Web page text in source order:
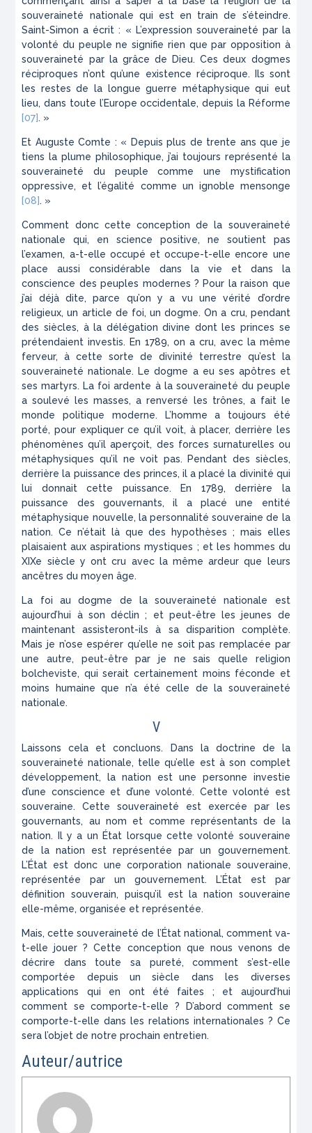
souveraineté nationale qui est en train de s’éteindre.
Saint-Simon a écrit : « L’expression souveraineté par la
volonté du peuple ne signifie rien que par opposition à
souveraineté par la grâce de Dieu. Ces deux dogmes
réciproques n’ont qu’une existence réciproque. Ils sont
les restes de la longue guerre métaphysique qui eut
lieu, dans toute l’Europe occidentale, depuis la Réforme
[07]. »
Et Auguste Comte : « Depuis plus de trente ans que je
tiens la plume philosophique, j’ai toujours représenté la
souveraineté du peuple comme une mystification
oppressive, et l’égalité comme un ignoble mensonge
[08]. »
Comment donc cette conception de la souveraineté
nationale qui, en science positive, ne soutient pas
l’examen, a-t-elle occupé et occupe-t-elle encore une
place aussi considérable dans la vie et dans la
conscience des peuples modernes ? Pour la raison que
j’ai déjà dite, parce qu’on y a vu une vérité d’ordre
religieux, un article de foi, un dogme. On a cru, pendant
des siècles, à la délégation divine dont les princes se
prétendaient investis. En 1789, on a cru, avec la même
ferveur, à cette sorte de divinité terrestre qu’est la
souveraineté nationale. Le dogme a eu ses apôtres et
ses martyrs. La foi ardente à la souveraineté du peuple
a soulevé les masses, a renversé les trônes, a fait le
monde politique moderne. L’homme a toujours été
porté, pour expliquer ce qu’il voit, à placer, derrière les
phénomènes qu’il aperçoit, des forces surnaturelles ou
métaphysiques qu’il ne voit pas. Pendant des siècles,
derrière la puissance des princes, il a placé la divinité qui
lui donnait cette puissance. En 1789, derrière la
puissance des gouvernants, il a placé une entité
métaphysique nouvelle, la personnalité souveraine de la
nation. Ce n’était là que des hypothèses ; mais elles
plaisaient aux aspirations mystiques ; et les hommes du
XIXe siècle y ont cru avec la même ardeur que leurs
ancêtres du moyen âge.
La foi au dogme de la souveraineté nationale est
aujourd’hui à son déclin ; et peut-être les jeunes de
maintenant assisteront-ils à sa disparition complète.
Mais je n’ose espérer qu’elle ne soit pas remplacée par
une autre, peut-être par je ne sais quelle religion
bolcheviste, qui serait certainement moins féconde et
moins humaine que n’a été celle de la souveraineté
nationale.
V
Laissons cela et concluons. Dans la doctrine de la
souveraineté nationale, telle qu’elle est à son complet
développement, la nation est une personne investie
d’une conscience et d’une volonté. Cette volonté est
souveraine. Cette souveraineté est exercée par les
gouvernants, au nom et comme représentants de la
nation. Il y a un État lorsque cette volonté souveraine
de la nation est représentée par un gouvernement.
L’État est donc une corporation nationale souveraine,
représentée par un gouvernement. L’État est par
définition souverain, puisqu’il est la nation souveraine
elle-même, organisée et représentée.
Mais, cette souveraineté de l’État national, comment va-
t-elle jouer ? Cette conception que nous venons de
décrire dans toute sa pureté, comment s’est-elle
comportée depuis un siècle dans les diverses
applications qui en ont été faites ; et aujourd’hui
comment se comporte-t-elle ? D’abord comment se
comporte-t-elle dans les relations internationales ? Ce
sera l’objet de notre prochain entretien.
Auteur/autrice